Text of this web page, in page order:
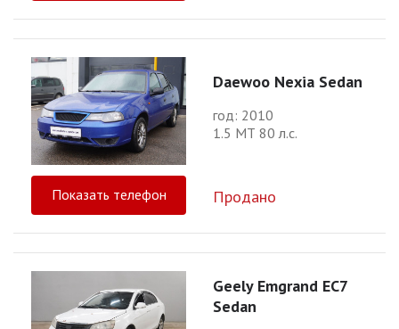
Daewoo Nexia Sedan
год: 2010
1.5 МТ 80 л.с.
Показать телефон Продано
Geely Emgrand EC7
Sedan